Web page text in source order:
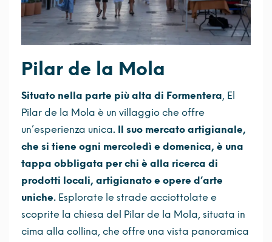
Pilar de la Mola
Situato nella parte più alta di Formentera, El
Pilar de la Mola è un villaggio che offre
un’esperienza unica. Il suo mercato artigianale,
che si tiene ogni mercoledì e domenica, è una
tappa obbligata per chi è alla ricerca di
prodotti locali, artigianato e opere d’arte
uniche. Esplorate le strade acciottolate e
scoprite la chiesa del Pilar de la Mola, situata in
cima alla collina, che offre una vista panoramica